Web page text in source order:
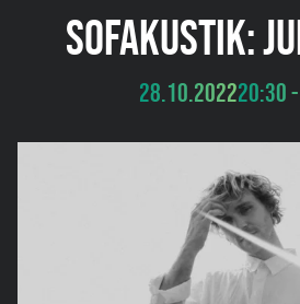
SOFAKUSTIK:
28.10.202220:30